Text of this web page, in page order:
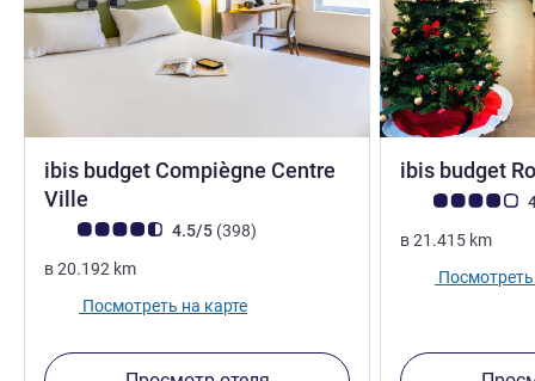
ibis budget Compiègne Centre
Ville
Примечание: отзывы клиентов (Рейтинг ALL)
4.5/5 (398Отзывов
)
в20.192 km
Посмотреть на карте
ibis budget
Примечание:
в21.415 km
Посмотреть